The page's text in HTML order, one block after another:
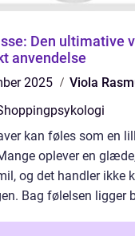
Den ultimative
anvendelse
2025
Viola
kan føles som en
oplever en
og det handler ikke
Bag følelsen ligger